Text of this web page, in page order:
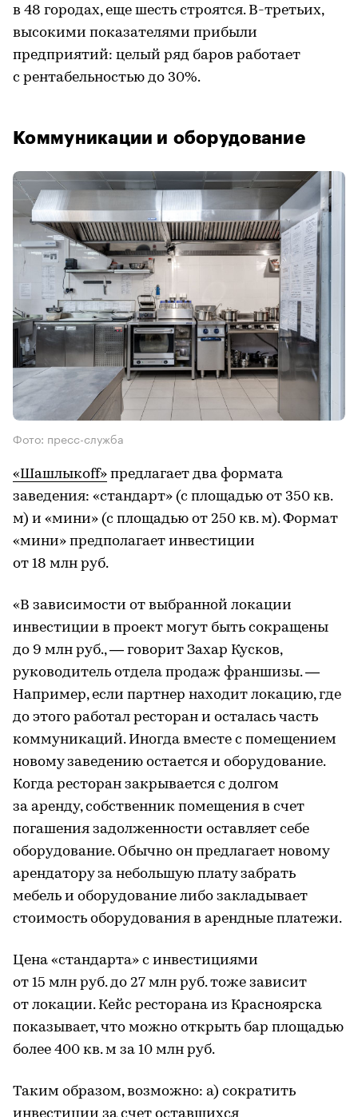
в 48 городах, еще шесть строятся. В-третьих,
высокими показателями прибыли
предприятий: целый ряд баров работает
с рентабельностью до 30%.
Коммуникации и оборудование
Фото: пресс-служба
«Шашлыкоff» предлагает два формата
заведения: «стандарт» (с площадью от 350 кв.
м) и «мини» (с площадью от 250 кв. м). Формат
«мини» предполагает инвестиции
от 18 млн руб.
«В зависимости от выбранной локации
инвестиции в проект могут быть сокращены
до 9 млн руб., — говорит Захар Кусков,
руководитель отдела продаж франшизы. —
Например, если партнер находит локацию, где
до этого работал ресторан и осталась часть
коммуникаций. Иногда вместе с помещением
новому заведению остается и оборудование.
Когда ресторан закрывается с долгом
за аренду, собственник помещения в счет
погашения задолженности оставляет себе
оборудование. Обычно он предлагает новому
арендатору за небольшую плату забрать
мебель и оборудование либо закладывает
стоимость оборудования в арендные платежи.
Цена «стандарта» с инвестициями
от 15 млн руб. до 27 млн руб. тоже зависит
от локации. Кейс ресторана из Красноярска
показывает, что можно открыть бар площадью
более 400 кв. м за 10 млн руб.
Таким образом, возможно: а) сократить